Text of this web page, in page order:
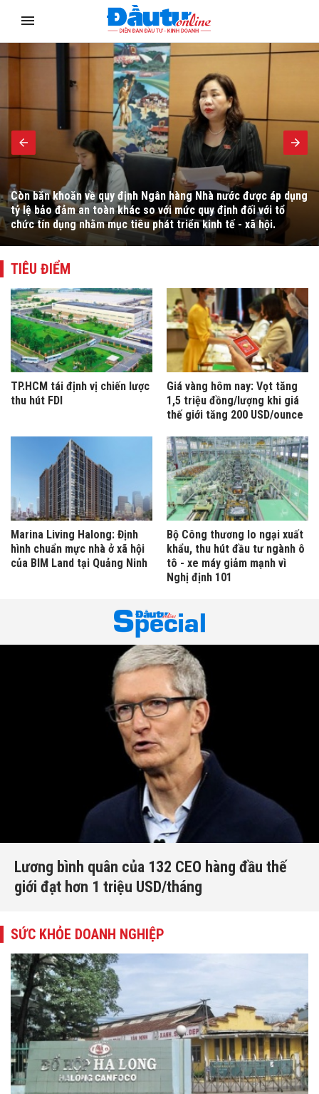
Nhận lời mời của Toàn quyền Australia Sam Mostyn và Toàn
quyền New Zealand Cindy Kiro, Tổng Bí thư, Chủ tịch nước Tô
Lâm cùng Đoàn đại biểu cấp cao Việt Nam sẽ thăm cấp Nhà
nước tới Australia và New Zealand từ ngày 9 - 14/8/2026.
TIÊU ĐIỂM
TP.HCM tái định vị chiến lược
thu hút FDI
Giá vàng hôm nay: Vọt tăng
1,5 triệu đồng/lượng khi giá
thế giới tăng 200 USD/ounce
Marina Living Halong: Định
hình chuẩn mực nhà ở xã hội
của BIM Land tại Quảng Ninh
Bộ Công thương lo ngại xuất
khẩu, thu hút đầu tư ngành ô
tô - xe máy giảm mạnh vì
Nghị định 101
Lương bình quân của 132 CEO hàng đầu thế
giới đạt hơn 1 triệu USD/tháng
SỨC KHỎE DOANH NGHIỆP